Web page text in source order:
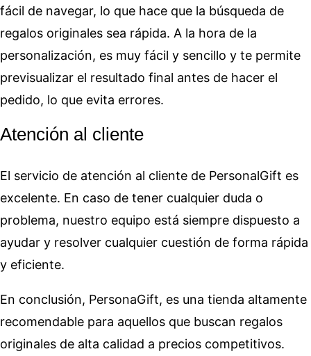
fácil de navegar, lo que hace que la búsqueda de
regalos originales sea rápida. A la hora de la
personalización, es muy fácil y sencillo y te permite
previsualizar el resultado final antes de hacer el
pedido, lo que evita errores.
Atención al cliente
El servicio de atención al cliente de PersonalGift es
excelente. En caso de tener cualquier duda o
problema, nuestro equipo está siempre dispuesto a
ayudar y resolver cualquier cuestión de forma rápida
y eficiente.
En conclusión, PersonaGift, es una tienda altamente
recomendable para aquellos que buscan regalos
originales de alta calidad a precios competitivos.